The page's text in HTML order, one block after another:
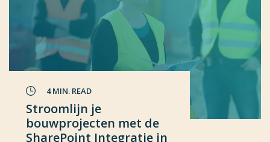
4 MIN. READ
Stroomlijn je
bouwprojecten met de
SharePoint Integratie in